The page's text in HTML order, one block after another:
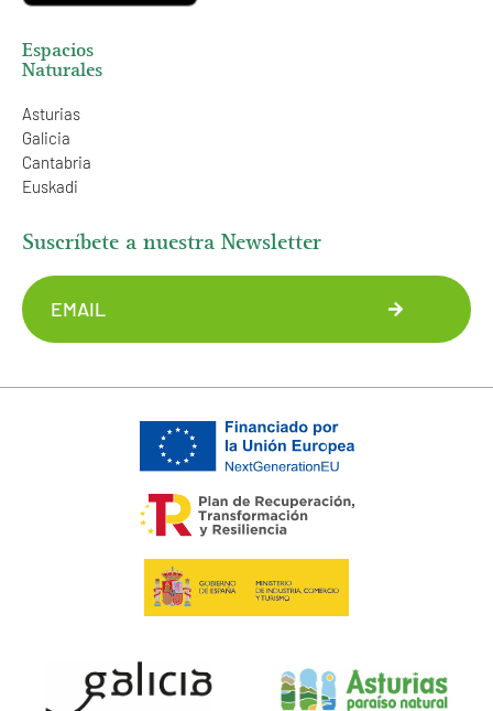
Espacios
Naturales
Asturias
Galicia
Cantabria
Euskadi
Suscríbete a nuestra Newsletter